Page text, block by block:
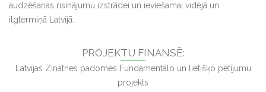
audzēšanas risinājumu izstrādei un ieviešamai vidējā un
ilgtermiņā Latvijā.
PROJEKTU FINANSĒ:
Latvijas Zinātnes padomes Fundamentālo un lietišķo pētījumu
projekts